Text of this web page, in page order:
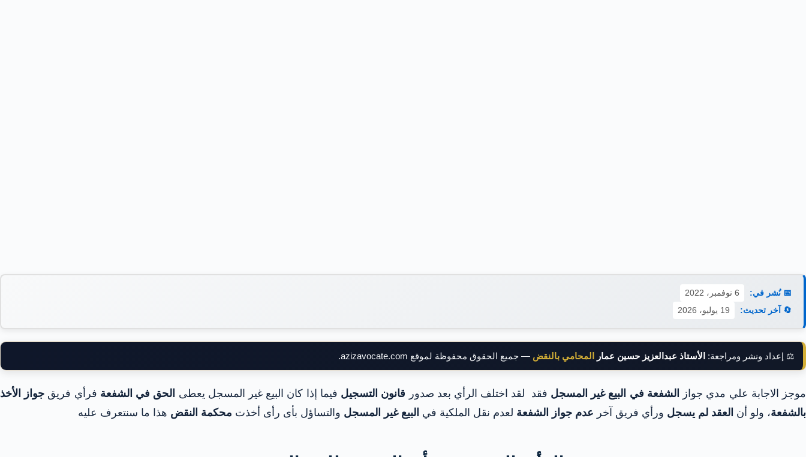
📅 نُشر في:
6 نوفمبر، 2022
🔄 آخر تحديث:
19 يوليو، 2026
⚖️ إعداد ونشر ومراجعة: الأستاذ عبدالعزيز حسين عمار المحامي بالنقض — جميع الحقوق محفوظة لموقع azizavocate.com.
موجز الاجابة علي مدي جواز الشفعة في البيع غير المسجل فقد لقد اختلف الرأي بعد صدور قانون التسجيل فيما إذا كان البيع غير المسجل يعطى الحق في الشفعة فرأي فريق جواز الأخذ
بالشفعة، ولو أن العقد لم يسجل ورأي فريق آخر عدم جواز الشفعة لعدم نقل الملكية في البيع غير المسجل والتساؤل بأى رأى أخذت محكمة النقض هذا ما سنتعرف عليه